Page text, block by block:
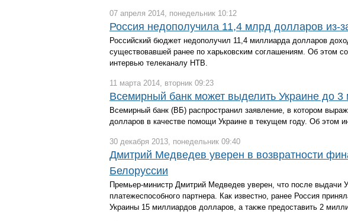
07 апреля 2014, понедельник 10:12
Россия недополучила 11,4 млрд долларов из-
Российский бюджет недополучил 11,4 миллиарда долларов
существовавшей ранее по харьковским соглашениям. Об этом
интервью телеканалу НТВ.
11 марта 2014, вторник 09:23
Всемирный банк может выделить Украине до
Всемирный банк (ВБ) распространил заявление, в котором
долларов в качестве помощи Украине в текущем году. Об этом
30 декабря 2013, понедельник 09:40
Дмитрий Медведев уверен в возвратности
Белоруссии
Премьер-министр Дмитрий Медведев уверен, что после выдачи
платежеспособного партнера. Как известно, ранее Россия
Украины 15 миллиардов долларов, а также предоставить 2